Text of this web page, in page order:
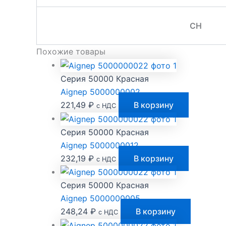
CH
Похожие товары
Серия 50000 Красная
Aignep 5000000002
221,49 ₽ с НДС В корзину
Серия 50000 Красная
Aignep 5000000012
232,19 ₽ с НДС В корзину
Серия 50000 Красная
Aignep 5000000005
248,24 ₽ с НДС В корзину